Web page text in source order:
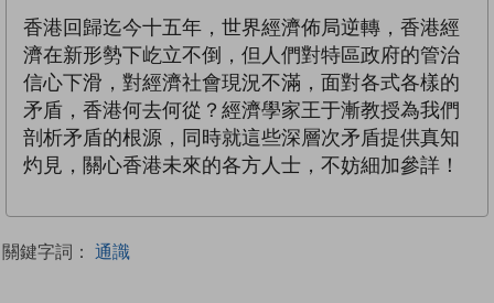
香港回歸迄今十五年，世界經濟佈局逆轉，香港經
濟在新形勢下屹立不倒，但人們對特區政府的管治
信心下滑，對經濟社會現況不滿，面對各式各樣的
矛盾，香港何去何從？經濟學家王于漸教授為我們
剖析矛盾的根源，同時就這些深層次矛盾提供真知
灼見，關心香港未來的各方人士，不妨細加參詳！
關鍵字詞： 通識